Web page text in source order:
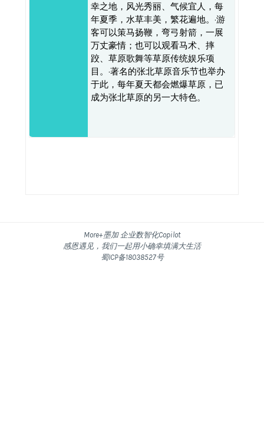
幸之地，风光秀丽、气候宜人，每
年夏季，水草丰美，繁花遍地。·游
客可以策马扬鞭，弯弓射箭，一展
万丈豪情；也可以观看马术、摔
跤、草原歌舞等草原传统娱乐项
目。·著名的张北草原音乐节也举办
于此，每年夏天都会燃爆草原，已
成为张北草原的另一大特色。
More+墨加 企业数智化Copilot
感恩遇见，我们一起用小确幸填满大生活
蜀ICP备18038527号